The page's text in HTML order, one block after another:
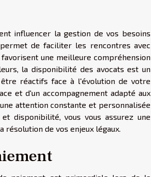
influencer la gestion de vos besoins
de faciliter les rencontres avec
une meilleure compréhension
la disponibilité des avocats est un
réactifs face à l'évolution de votre
et d'un accompagnement adapté aux
attention constante et personnalisée
disponibilité, vous vous assurez une
de vos enjeux légaux.